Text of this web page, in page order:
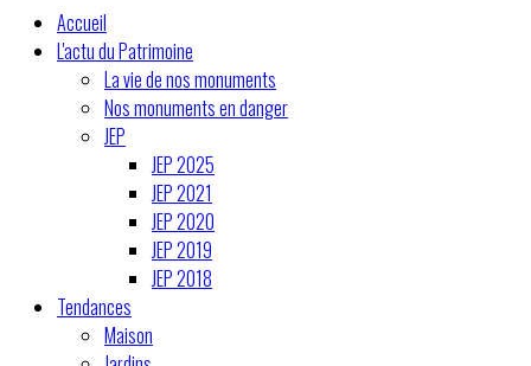
Accueil
L'actu du Patrimoine
La vie de nos monuments
Nos monuments en danger
JEP
JEP 2025
JEP 2021
JEP 2020
JEP 2019
JEP 2018
Tendances
Maison